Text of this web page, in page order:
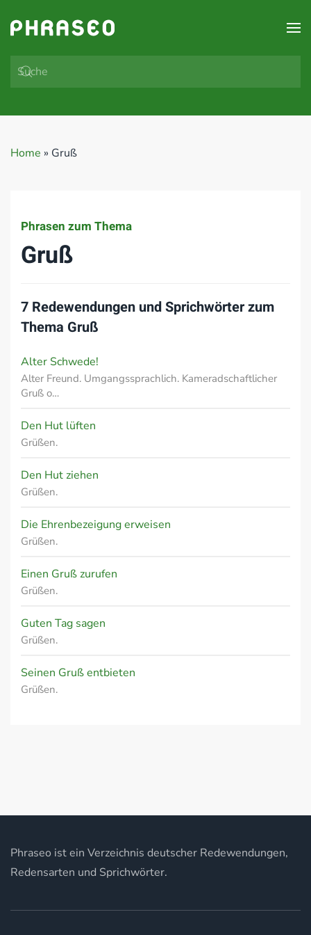
Zum Hauptinhalt springen
Home » Gruß
Phrasen zum Thema
Gruß
7 Redewendungen und Sprichwörter zum
Thema Gruß
Alter Schwede!
Alter Freund. Umgangssprachlich. Kameradschaftlicher
Gruß o…
Den Hut lüften
Grüßen.
Den Hut ziehen
Grüßen.
Die Ehrenbezeigung erweisen
Grüßen.
Einen Gruß zurufen
Grüßen.
Guten Tag sagen
Grüßen.
Seinen Gruß entbieten
Grüßen.
Phraseo ist ein Verzeichnis deutscher Redewendungen,
Redensarten und Sprichwörter.